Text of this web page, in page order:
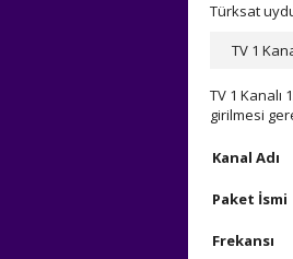
Türksat
TV 1
TV 1 Kanalı
girilmesi
Kanal Adı
Paket İsmi
Frekansı